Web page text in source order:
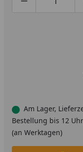
Am Lager,
Bestellung bis 12
(an Werktagen)